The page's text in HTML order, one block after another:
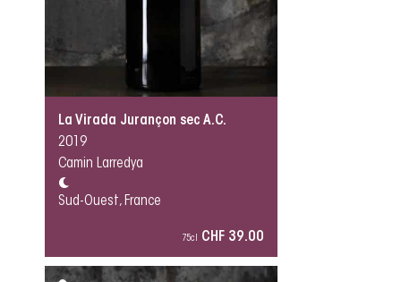
La Virada Jurançon sec A.C.
2019
Camin Larredya
Sud-Ouest, France
75cl CHF 39.00